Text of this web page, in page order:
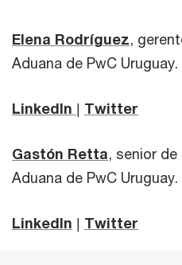
Elena Rodríguez,
Aduana de PwC Uruguay.
LinkedIn | Twitter
Gastón Retta, senior
Aduana de PwC Uruguay.
LinkedIn | Twitter